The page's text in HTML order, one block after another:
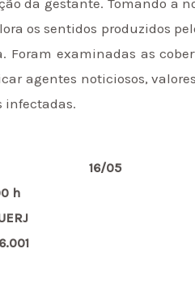
os sentidos produzidos
Foram examinadas as
agentes noticiosos,
infectadas.
16/05
h